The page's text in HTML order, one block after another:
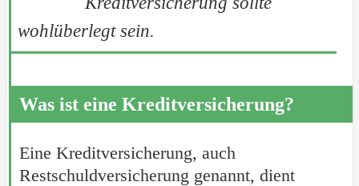
wohlüberlegt sein.
Was ist eine Kreditversicherung?
Eine Kreditversicherung, auch
Restschuldversicherung genannt, dient